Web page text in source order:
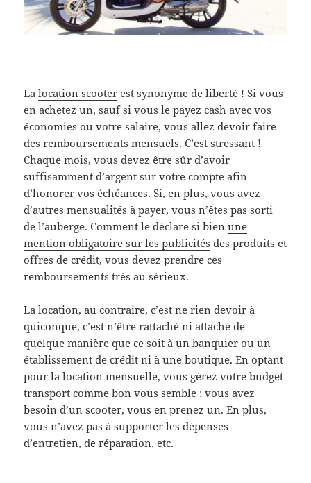
Lalocation scooter est synonyme de liberté ! Si vous
en achetez un, sauf si vous le payez cash avec vos
économies ou votre salaire, vous allez devoir faire
des remboursements mensuels. C’est stressant !
Chaque mois, vous devez être sûr d’avoir
suffisamment d’argent sur votre compte afin
d’honorer vos échéances. Si, en plus, vous avez
d’autres mensualités à payer, vous n’êtes pas sorti
de l’auberge. Comment le déclare si bienune
mention obligatoire sur les publicités des produits et
offres de crédit, vous devez prendre ces
remboursements très au sérieux.
La location, au contraire, c’est ne rien devoir à
quiconque, c’est n’être rattaché ni attaché de
quelque manière que ce soit à un banquier ou un
établissement de crédit ni à une boutique. En optant
pour la location mensuelle, vous gérez votre budget
transport comme bon vous semble : vous avez
besoin d’un scooter, vous en prenez un. En plus,
vous n’avez pas à supporter les dépenses
d’entretien, de réparation, etc.